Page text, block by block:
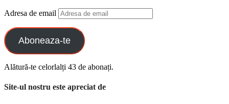
Adresa de email
Aboneaza-te
Alătură-te celorlalți 43 de abonați.
Site-ul nostru este apreciat de